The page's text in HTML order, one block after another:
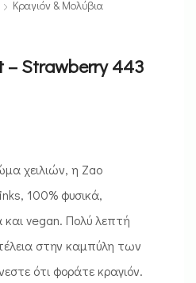
Κραγιόν & Μολύβια
Strawberry 443
χειλιών, η Zao
100% φυσικά,
και vegan. Πολύ λεπτή
στην καμπύλη των
ότι φοράτε κραγιόν.